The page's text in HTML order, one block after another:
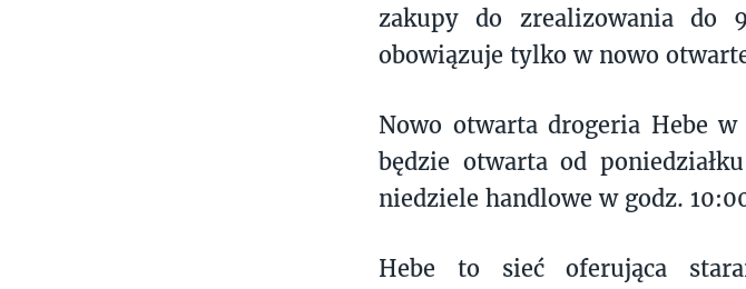
zakupy do zrealizowania do
obowiązuje tylko w nowo
Nowo otwarta drogeria Hebe
będzie otwarta od
niedziele handlowe w godz.
Hebe to sieć oferująca